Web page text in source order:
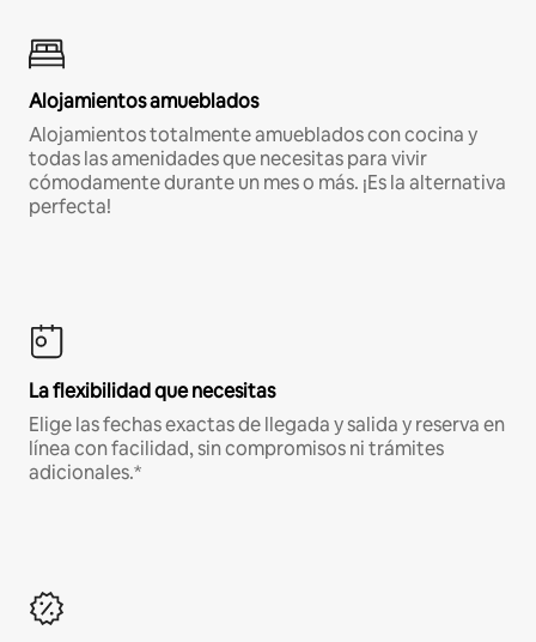
Alojamientos amueblados
Alojamientos totalmente amueblados con cocina y
todas las amenidades que necesitas para vivir
cómodamente durante un mes o más. ¡Es la alternativa
perfecta!
La flexibilidad que necesitas
Elige las fechas exactas de llegada y salida y reserva en
línea con facilidad, sin compromisos ni trámites
adicionales.*